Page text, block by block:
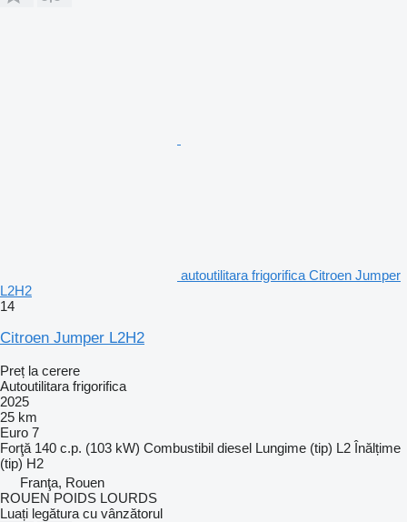
autoutilitara frigorifica Citroen Jumper
L2H2
14
Citroen Jumper L2H2
Preț la cerere
Autoutilitara frigorifica
2025
25 km
Euro 7
Forţă 140 c.p. (103 kW) Combustibil diesel Lungime (tip) L2 Înălțime
(tip) H2
Franţa, Rouen
ROUEN POIDS LOURDS
Luați legătura cu vânzătorul